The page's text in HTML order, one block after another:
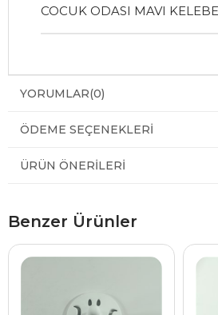
COCUK ODASI MAVI
YORUMLAR(0)
ÖDEME SEÇENEKLERI
ÜRÜN ÖNERILERI
Benzer Ürünler